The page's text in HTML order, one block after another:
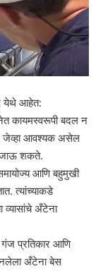
येथे आहेत:
कायमस्वरूपी बदल न
जेव्हा आवश्यक असेल
जाऊ शकते.
आणि बहुमुखी
त्यांच्याकडे
व्यासांचे अँटेना
प्रतिकार आणि
अँटेना बेस